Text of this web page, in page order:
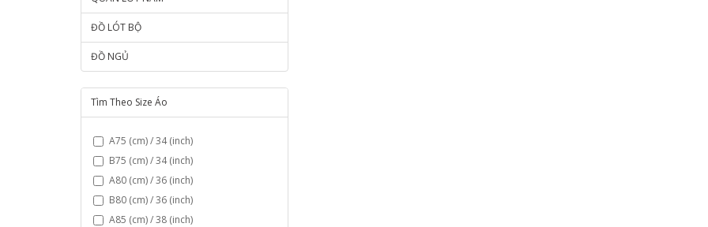
ĐỒ LÓT BỘ
ĐỒ NGỦ
Tìm Theo Size Áo
A75 (cm) / 34 (inch)
B75 (cm) / 34 (inch)
A80 (cm) / 36 (inch)
B80 (cm) / 36 (inch)
A85 (cm) / 38 (inch)